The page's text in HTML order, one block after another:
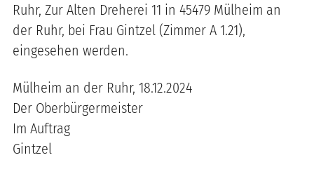
Ruhr, Zur Alten Dreherei 11 in 45479 Mülheim an
der Ruhr, bei Frau Gintzel (Zimmer A 1.21),
eingesehen werden.
Mülheim an der Ruhr, 18.12.2024
Der Oberbürgermeister
Im Auftrag
Gintzel